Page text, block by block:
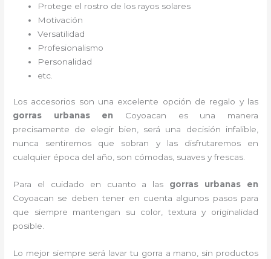
Protege el rostro de los rayos solares
Motivación
Versatilidad
Profesionalismo
Personalidad
etc.
Los accesorios son una excelente opción de regalo y las
gorras urbanas en Coyoacan es una manera
precisamente de elegir bien, será una decisión infalible,
nunca sentiremos que sobran y las disfrutaremos en
cualquier época del año, son cómodas, suaves y frescas.
Para el cuidado en cuanto a las gorras urbanas en
Coyoacan se deben tener en cuenta algunos pasos para
que siempre mantengan su color, textura y originalidad
posible.
Lo mejor siempre será lavar tu gorra a mano, sin productos